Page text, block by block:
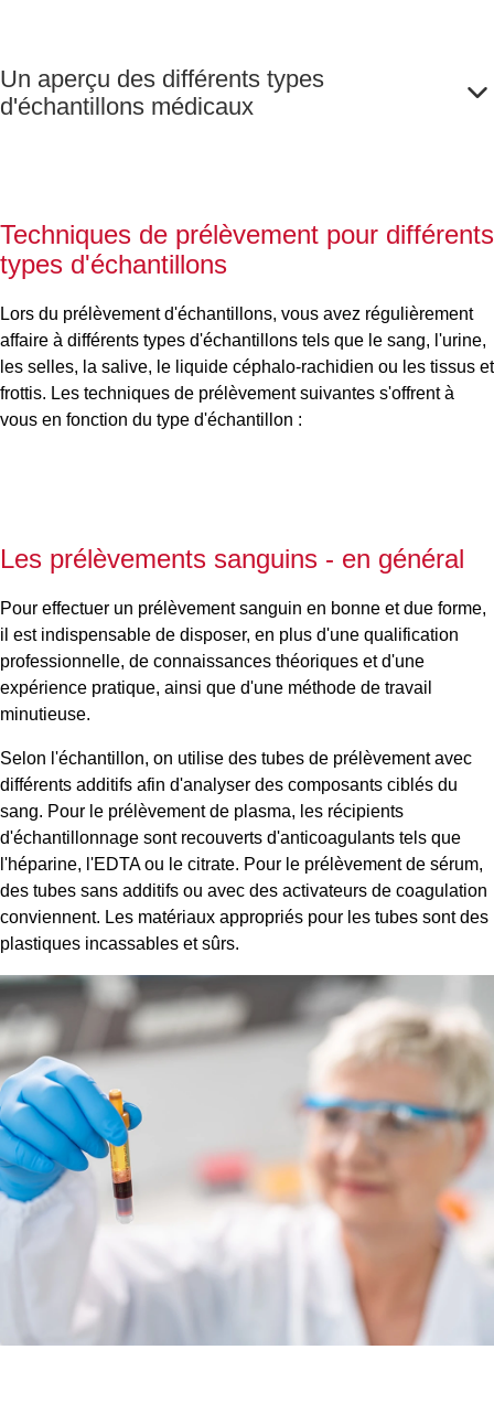
Un aperçu des différents types
d'échantillons médicaux
Techniques de prélèvement pour différents
types d'échantillons
Lors du prélèvement d'échantillons, vous avez régulièrement
affaire à différents types d'échantillons tels que le sang, l'urine,
les selles, la salive, le liquide céphalo-rachidien ou les tissus et
frottis. Les techniques de prélèvement suivantes s'offrent à
vous en fonction du type d'échantillon :
Les prélèvements sanguins - en général
Pour effectuer un prélèvement sanguin en bonne et due forme,
il est indispensable de disposer, en plus d'une qualification
professionnelle, de connaissances théoriques et d'une
expérience pratique, ainsi que d'une méthode de travail
minutieuse.
Selon l'échantillon, on utilise des tubes de prélèvement avec
différents additifs afin d'analyser des composants ciblés du
sang. Pour le prélèvement de plasma, les récipients
d'échantillonnage sont recouverts d'anticoagulants tels que
l'héparine, l'EDTA ou le citrate. Pour le prélèvement de sérum,
des tubes sans additifs ou avec des activateurs de coagulation
conviennent. Les matériaux appropriés pour les tubes sont des
plastiques incassables et sûrs.